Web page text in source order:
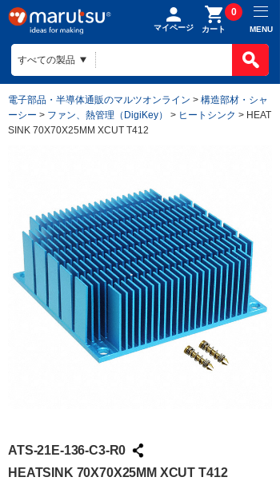
マイページ カート
0
MENU
電子部品・半導体通販のマルツオンライン > 構造部材・シャ
ーシー > ファン、熱管理（DigiKey） > ヒートシンク > HEAT
SINK 70X70X25MM XCUT T412
ATS-21E-136-C3-R0
HEATSINK 70X70X25MM XCUT T412